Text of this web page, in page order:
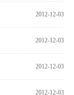
2012-12-03
2012-12-03
2012-12-03
2012-12-03